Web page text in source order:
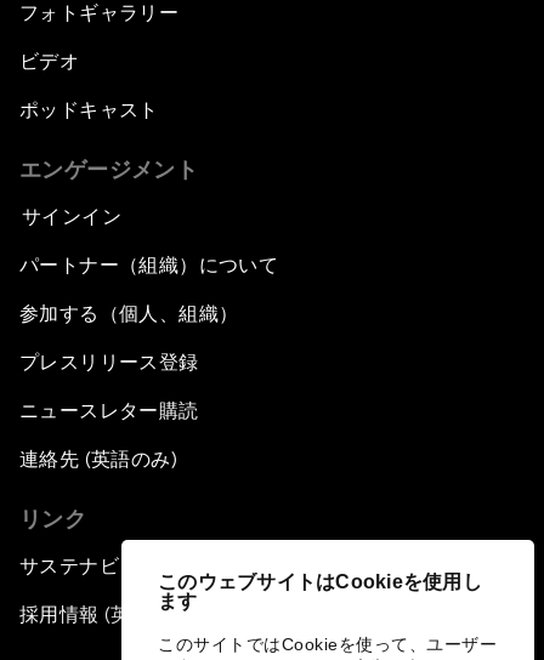
このウェブサイトはCookieを使用し
ます
このサイトではCookieを使って、ユーザー
フォトギャラリー
ビデオ
ポッドキャスト
エンゲージメント
サインイン
パートナー（組織）について
参加する（個人、組織）
プレスリリース登録
ニュースレター購読
連絡先 (英語のみ)
リンク
サステナビリティへの取り組み
採用情報 (英語のみ)